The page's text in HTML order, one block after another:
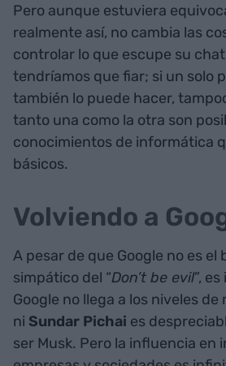
Pero aunque estuviera
realmente así, no cambia las
controlar lo que escupe su
tendríamos que fiar; si un solo
también lo puede hacer,
tanto una como la otra son
conocimientos de informática
básicos.
Volviendo a
A pesar de que Google no es el
simpático del “Don’t be evil”,
Google no llega a los niveles
ni Sundar Pichai es
ser Musk. Pero la influencia en